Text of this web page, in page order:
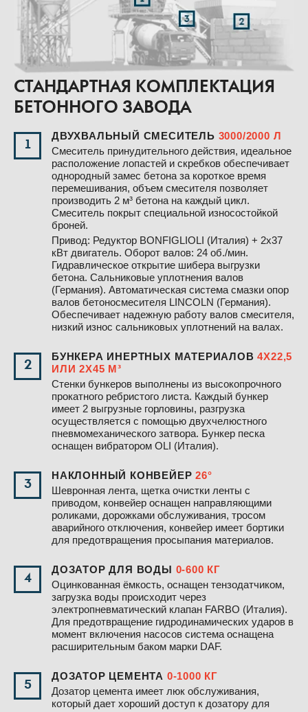
СТАНДАРТНАЯ КОМПЛЕКТАЦИЯ
БЕТОННОГО ЗАВОДА
1
ДВУХВАЛЬНЫЙ СМЕСИТЕЛЬ 3000/2000 Л
Смеситель принудительного действия, идеальное
расположение лопастей и скребков обеспечивает
однородный замес бетона за короткое время
перемешивания, объем смесителя позволяет
производить 2 м³ бетона на каждый цикл.
Смеситель покрыт специальной износостойкой
броней.
Привод: Редуктор BONFIGLIOLI (Италия) + 2х37
кВт двигатель. Оборот валов: 24 об./мин.
Гидравлическое открытие шибера выгрузки
бетона. Сальниковые уплотнения валов
(Германия). Автоматическая система смазки опор
валов бетоносмесителя LINCOLN (Германия).
Обеспечивает надежную работу валов смесителя,
низкий износ сальниковых уплотнений на валах.
2
БУНКЕРА ИНЕРТНЫХ МАТЕРИАЛОВ4Х22,5
ИЛИ 2Х45 М³
Стенки бункеров выполнены из высокопрочного
прокатного ребристого листа. Каждый бункер
имеет 2 выгрузные горловины, разгрузка
осуществляется с помощью двухчелюстного
пневмомеханического затвора. Бункер песка
оснащен вибратором OLI (Италия).
3
НАКЛОННЫЙ КОНВЕЙЕР26°
Шевронная лента, щетка очистки ленты с
приводом, конвейер оснащен направляющими
роликами, дорожками обслуживания, тросом
аварийного отключения, конвейер имеет бортики
для предотвращения просыпания материалов.
4
ДОЗАТОР ДЛЯ ВОДЫ 0-600 КГ
Оцинкованная ёмкость, оснащен тензодатчиком,
загрузка воды происходит через
электропневматический клапан FARBO (Италия).
Для предотвращение гидродинамических ударов в
момент включения насосов система оснащена
расширительным баком марки DAF.
5
ДОЗАТОР ЦЕМЕНТА 0-1000 КГ
Дозатор цемента имеет люк обслуживания,
который дает хороший доступ к дозатору для